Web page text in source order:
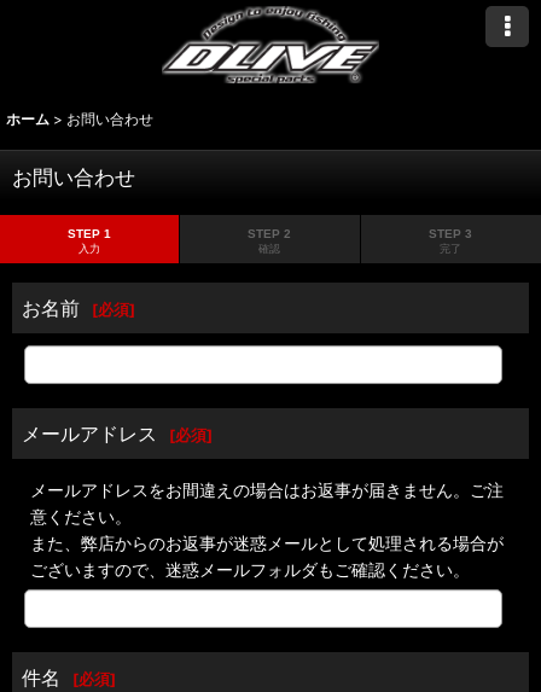
ホーム > お問い合わせ
お問い合わせ
STEP 1
入力
STEP 2
確認
STEP 3
完了
お名前 [必須]
メールアドレス [必須]
メールアドレスをお間違えの場合はお返事が届きません。ご注
意ください。
また、弊店からのお返事が迷惑メールとして処理される場合が
ございますので、迷惑メールフォルダもご確認ください。
件名 [必須]